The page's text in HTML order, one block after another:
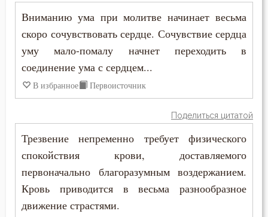
Знание
Искушение
Исповедь
Католицизм
Крест
Крещение
Кирилл Александрийский
Кирилл Иерусалимский
Климент Римский
Лев Оптинский (Наголкин)
Лука (Войно-Ясенецкий)
Вниманию ума при молитве начинает весьма
скоро сочувствовать сердце. Сочувствие сердца
уму мало-помалу начнет переходить в
соединение ума с сердцем...
В избранное Первоисточник
Поделиться цитатой
Трезвение непременно требует физического
спокойствия крови, доставляемого
первоначально благоразумным воздержанием.
Кровь приводится в весьма разнообразное
движение страстями.